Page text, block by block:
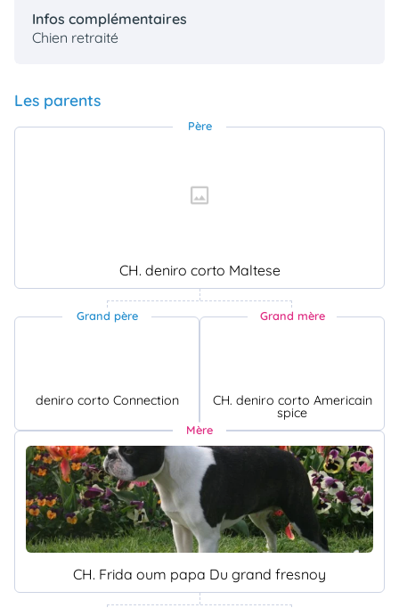
Infos complémentaires
Chien retraité
Les parents
Père
CH. deniro corto Maltese
Grand père
deniro corto Connection
Grand mère
CH. deniro corto Americain
spice
Mère
CH. Frida oum papa Du grand fresnoy